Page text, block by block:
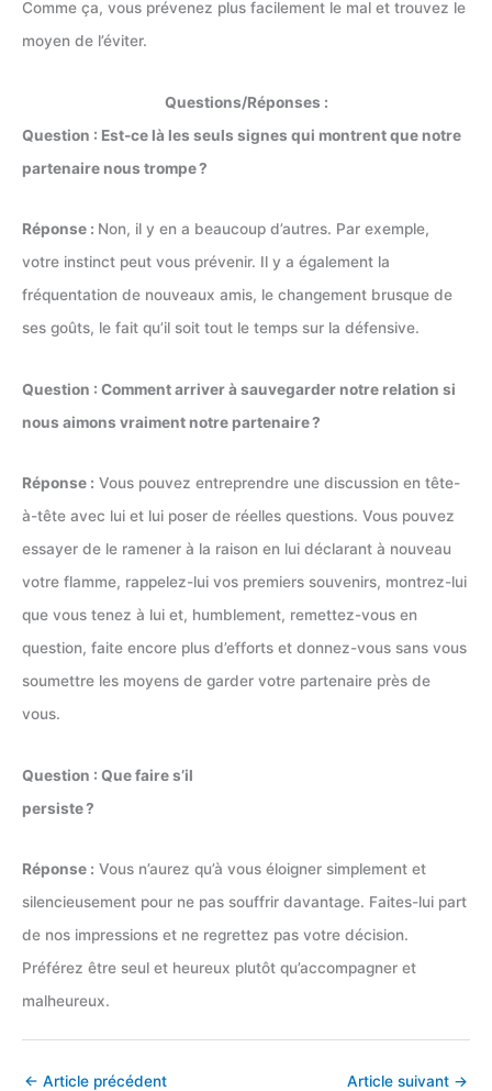
Comme ça, vous prévenez plus facilement le mal et trouvez le
moyen de l’éviter.
Questions/Réponses :
Question : Est-ce là les seuls signes qui montrent que notre
partenaire nous trompe ?
Réponse : Non, il y en a beaucoup d’autres. Par exemple,
votre instinct peut vous prévenir. Il y a également la
fréquentation de nouveaux amis, le changement brusque de
ses goûts, le fait qu’il soit tout le temps sur la défensive.
Question : Comment arriver à sauvegarder notre relation si
nous aimons vraiment notre partenaire ?
Réponse : Vous pouvez entreprendre une discussion en tête-
à-tête avec lui et lui poser de réelles questions. Vous pouvez
essayer de le ramener à la raison en lui déclarant à nouveau
votre flamme, rappelez-lui vos premiers souvenirs, montrez-lui
que vous tenez à lui et, humblement, remettez-vous en
question, faite encore plus d’efforts et donnez-vous sans vous
soumettre les moyens de garder votre partenaire près de
vous.
Question : Que faire s’il
persiste ?
Réponse : Vous n’aurez qu’à vous éloigner simplement et
silencieusement pour ne pas souffrir davantage. Faites-lui part
de nos impressions et ne regrettez pas votre décision.
Préférez être seul et heureux plutôt qu’accompagner et
malheureux.
← Article précédent Article suivant →